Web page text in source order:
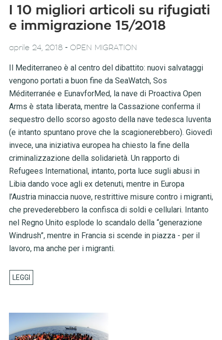
I 10 migliori articoli su rifugiati
e immigrazione 15/2018
aprile 24, 2018 - OPEN MIGRATION
Il Mediterraneo è al centro del dibattito: nuovi salvataggi
vengono portati a buon fine da SeaWatch, Sos
Méditerranée e EunavforMed, la nave di Proactiva Open
Arms è stata liberata, mentre la Cassazione conferma il
sequestro dello scorso agosto della nave tedesca Iuventa
(e intanto spuntano prove che la scagionerebbero). Giovedì
invece, una iniziativa europea ha chiesto la fine della
criminalizzazione della solidarietà. Un rapporto di
Refugees International, intanto, porta luce sugli abusi in
Libia dando voce agli ex detenuti, mentre in Europa
l’Austria minaccia nuove, restrittive misure contro i migranti,
che prevederebbero la confisca di soldi e cellulari. Intanto
nel Regno Unito esplode lo scandalo della “generazione
Windrush”, mentre in Francia si scende in piazza - per il
lavoro, ma anche per i migranti.